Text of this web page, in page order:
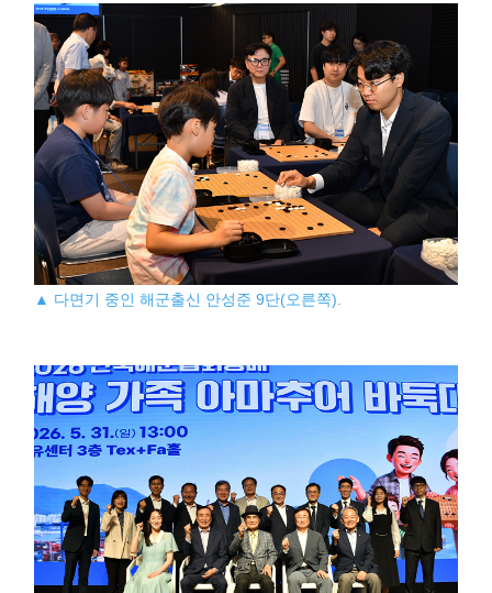
▲ 다면기 중인 해군출신 안성준 9단(오른쪽).